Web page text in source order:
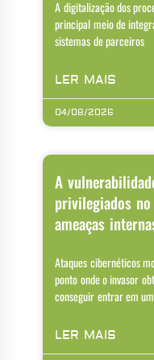
A digitalização dos
principal meio de
sistemas de parceiros
LER MAIS
04/08/2026
A
privilegiados
ameaças
Ataques cibernéticos
ponto onde o invasor
conseguir entrar em
LER MAIS